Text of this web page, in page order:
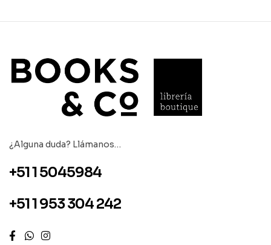
¿Alguna duda? Llámanos…
+51 1 5045984
+51 1 953 304 242